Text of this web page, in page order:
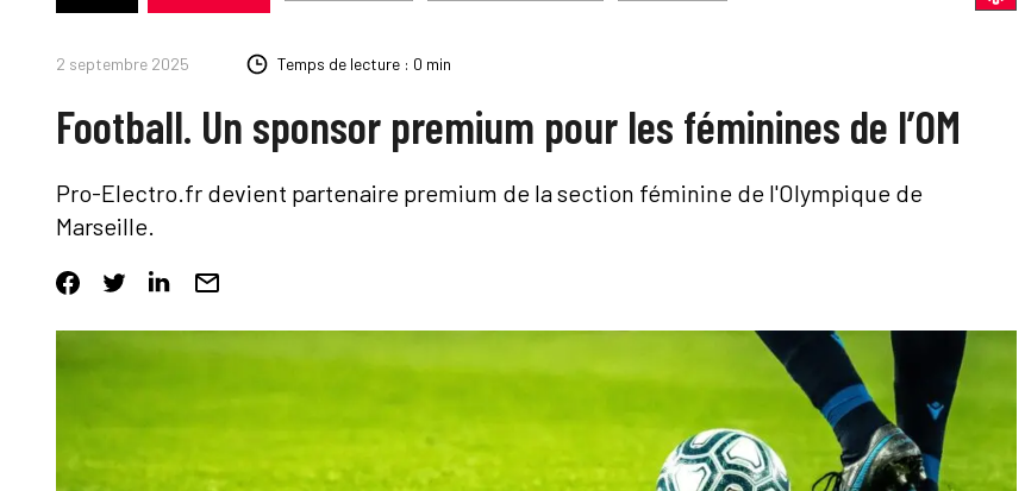
2 septembre 2025 Temps de lecture : 0 min
Football. Un sponsor premium pour les féminines de l’OM
Pro-Electro.fr devient partenaire premium de la section féminine de l'Olympique de
Marseille.